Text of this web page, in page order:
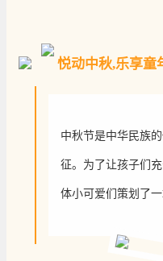
悦动中秋,乐享童
中秋节是中华民族
征。为了让孩子们
体小可爱们策划了一